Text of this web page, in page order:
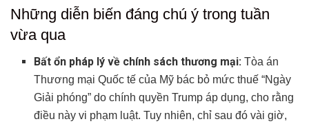
Những diễn biến đáng chú ý trong tuần vừa qua
Diễn biến từ các ngân hàng trung ương
Số liệu kinh tế nổi bật
Sự kiện rủi ro & phản ứng thị trường
Bảng Xếp Hạng Cơ Bản Thị Trường Ngoại Hối: Cập Nhật
Tuần Này
1. Đồng Yên Nhật (JPY) – Điểm số: 8.2/10
Những diễn biến đáng chú ý trong tuần
vừa qua
Bất ổn pháp lý về chính sách thương mại: Tòa án
Thương mại Quốc tế của Mỹ bác bỏ mức thuế “Ngày
Giải phóng” do chính quyền Trump áp dụng, cho rằng
điều này vi phạm luật. Tuy nhiên, chỉ sau đó vài giờ,